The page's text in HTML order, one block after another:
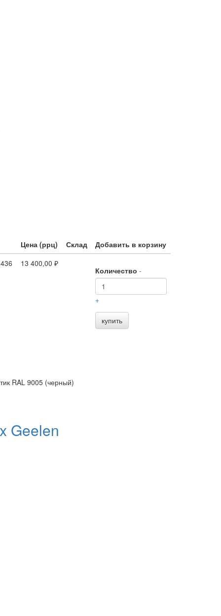
Цена (ррц) Склад
Добавить в корзину
13 400,00 ₽
Количество -
+
купить
RAL 9005 (черный)
Geelen